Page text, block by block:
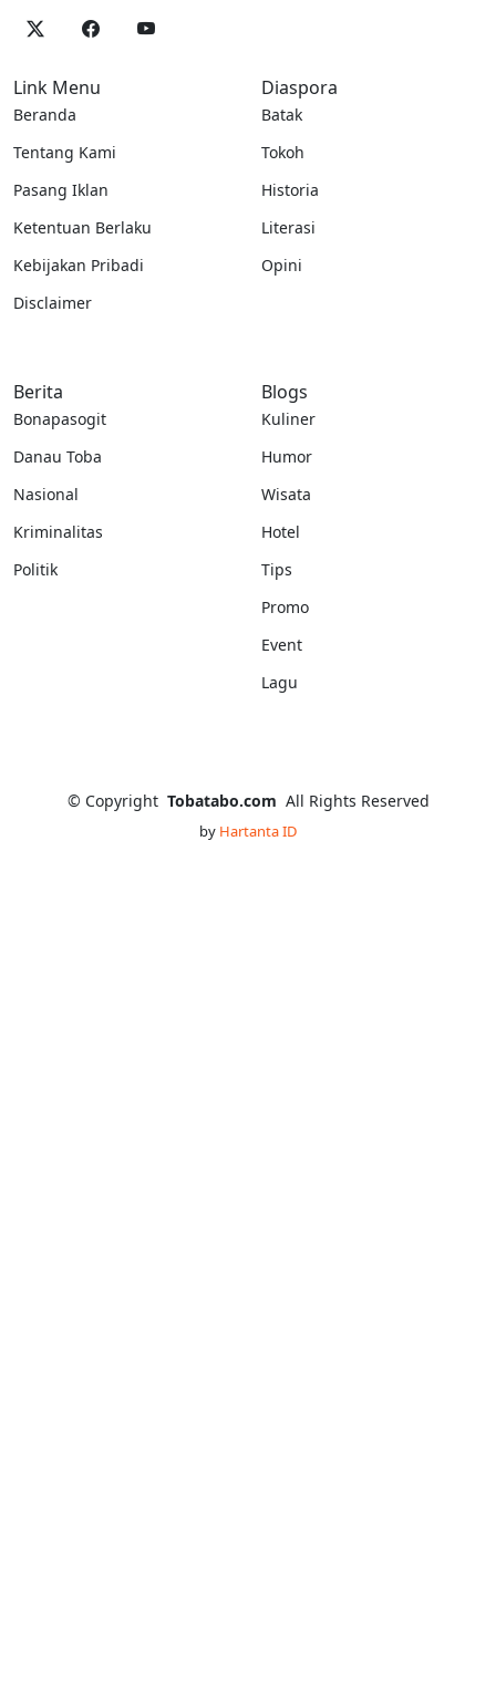
Link Menu
Beranda
Tentang Kami
Pasang Iklan
Ketentuan Berlaku
Kebijakan Pribadi
Disclaimer
Diaspora
Batak
Tokoh
Historia
Literasi
Opini
Berita
Bonapasogit
Danau Toba
Nasional
Kriminalitas
Politik
Blogs
Kuliner
Humor
Wisata
Hotel
Tips
Promo
Event
Lagu
© Copyright Tobatabo.com All Rights Reserved
by Hartanta ID